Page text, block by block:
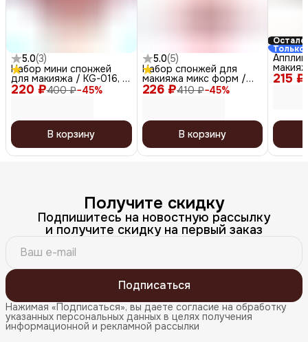
5.0(3)
220 ₽400 ₽−45%
Набор мини спонжей
для макияжа / KG-016, 6
шт
В корзину
5.0(5)
226 ₽410 ₽−45%
Набор спонжей для
макияжа микс форм /
KG-014, розовый, 4 шт.
В корзину
Только
215 ₽
AP-03
Получите скидку
Подпишитесь на новостную рассылку
и получите скидку на первый заказ
Подписаться
Нажимая «Подписаться», вы даете согласие на обработку
указанных персональных данных в целях получения
информационной и рекламной рассылки